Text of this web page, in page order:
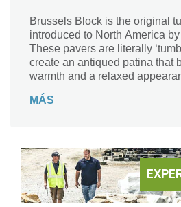
Brussels Block is the original
introduced to North America
These pavers are literally
create an antiqued patina that
warmth and a relaxed
Brussels Block was
a number of colors and
choice for rustic driveway,
projects.
MÁS